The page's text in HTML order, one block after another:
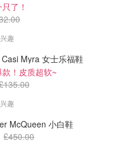
£71.10
了！
趣
Myra 女士乐福鞋
！皮质超软~
趣
McQueen 小白鞋
£450.00